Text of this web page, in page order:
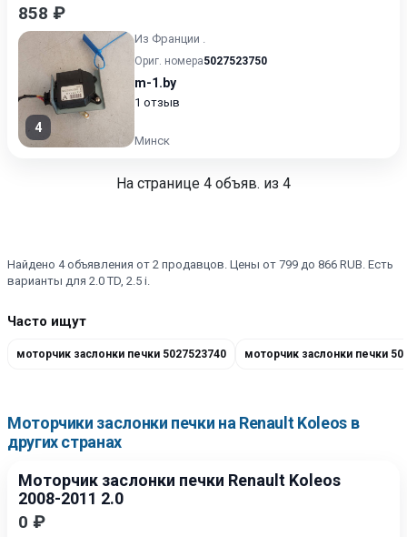
858 ₽
4
Из Франции .
Ориг. номера5027523750
m-1.by
1 отзыв
Минск
На странице 4 объяв. из 4
Найдено 4 объявления от 2 продавцов. Цены от 799 до 866 RUB. Есть
варианты для 2.0 TD, 2.5 i.
Часто ищут
моторчик заслонки печки 5027523740 моторчик заслонки печки
Моторчики заслонки печки на Renault Koleos в
других странах
Моторчик заслонки печки Renault Koleos
2008-2011 2.0
0 ₽